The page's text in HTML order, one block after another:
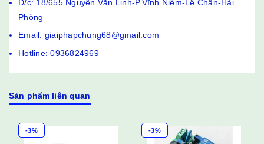
Đ/c: 18/655 Nguyễn Văn Linh-P.Vĩnh Niệm-Lê Chân-Hải
Phòng
Email: giaiphapchung68@gmail.com
Hotline: 0936824969
Sản phẩm liên quan
-3% -3%